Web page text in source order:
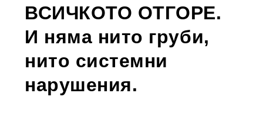
ВСИЧКОТО ОТГОРЕ.
И няма нито груби,
нито системни
нарушения.